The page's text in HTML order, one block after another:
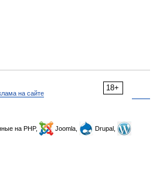
18+
на сайте
на PHP, Joomla,
Drupal,